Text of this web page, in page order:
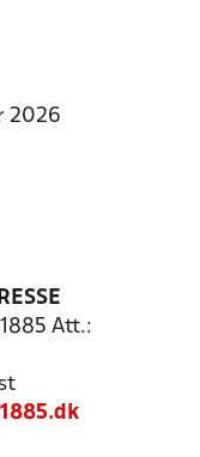
2026
Att.: